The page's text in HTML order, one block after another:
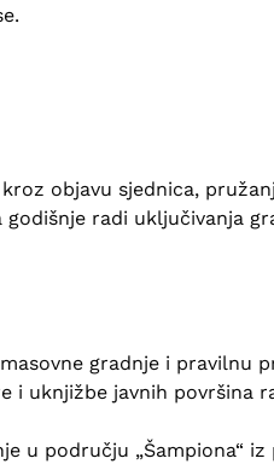
objavu sjednica,
radi uključivanja
gradnje i pravilnu
i uknjižbe javnih površina
u području „Šampiona“ iz